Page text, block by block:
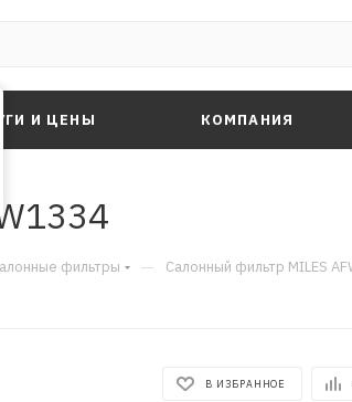
И ЦЕНЫ КОМПАНИЯ
фильтры — Салонный фильтр MILES
В ИЗБРАННОЕ